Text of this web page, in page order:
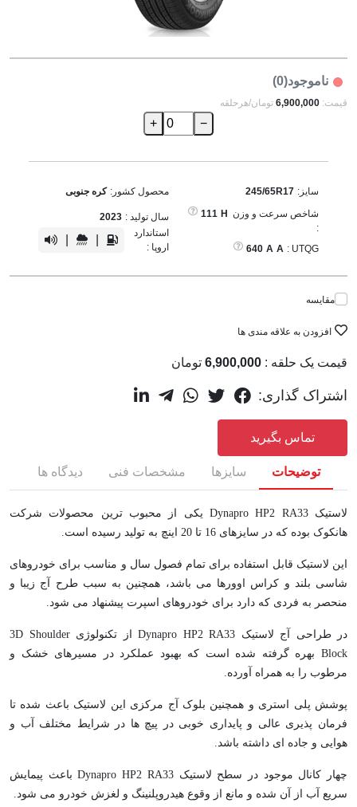
ناموجود(0)
قیمت: 6,900,000 تومان/هرحلقه
−
+
سایز: 245/65R17
شاخص سرعت و وزن
:
H
111
UTQG :
A
A
640
محصول کشور: کره جنوبی
سال تولید : 2023
استاندارد
اروپا :
مقایسه
افزودن به علاقه مندی ها
قیمت یک حلقه : 6,900,000 تومان
اشتراک گذاری:
تماس بگیرید
توضیحات سایزها مشخصات فنی دیدگاه ها
لاستیک Dynapro HP2 RA33 یکی از محبوب ترین محصولات شرکت
هانکوک بوده که در سایزهای 16 تا 20 اینچ به تولید رسیده است.
این لاستیک قابل استفاده برای تمام فصول سال و مناسب برای خودروهای
شاسی بلند و کراس اوورها می باشد، همچنین به سبب طرح آج زیبا و
منحصر به فردی که دارد برای خودروهای اسپرت پیشنهاد می شود.
در طراحی آج لاستیک Dynapro HP2 RA33 از تکنولوژی 3D Shoulder
Block بهره گرفته شده است که بهبود عملکرد در مسیرهای خشک و
مرطوب را به همراه آورده.
پوشش پلی استری و همچنین بلوک آج مرکزی این لاستیک باعث شده تا
فرمان پذیری عالی و پایداری خوبی در پیچ ها در شرایط مختلف آب و
هوایی و جاده ای داشته باشد.
چهار کانال موجود در سطح لاستیک Dynapro HP2 RA33 باعث پیمایش
سریع آب از آن شده و مانع از وقوع هیدروپلنینگ و لغزش خودرو می شود.